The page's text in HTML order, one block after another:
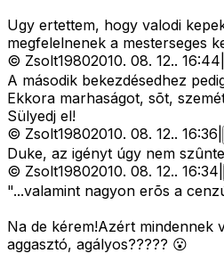
Ugy ertettem, hogy valodi
megfelelnenek a mesterseges
© Zsolt19802010. 08. 12.. 16:44
A második bekezdésedhez
Ekkora marhaságot, sõt,
Sülyedj el!
© Zsolt19802010. 08. 12.. 16:36
Duke, az igényt úgy nem
© Zsolt19802010. 08. 12.. 16:34
"...valamint nagyon erõs a
Na de kérem!Azért mindennek
aggasztó, agályos????? 😮